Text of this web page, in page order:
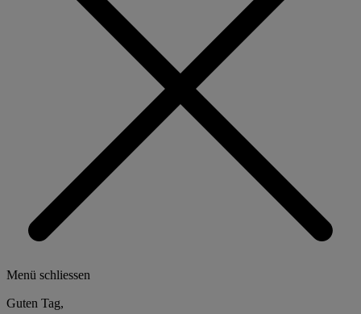
Menü schliessen
Guten Tag,